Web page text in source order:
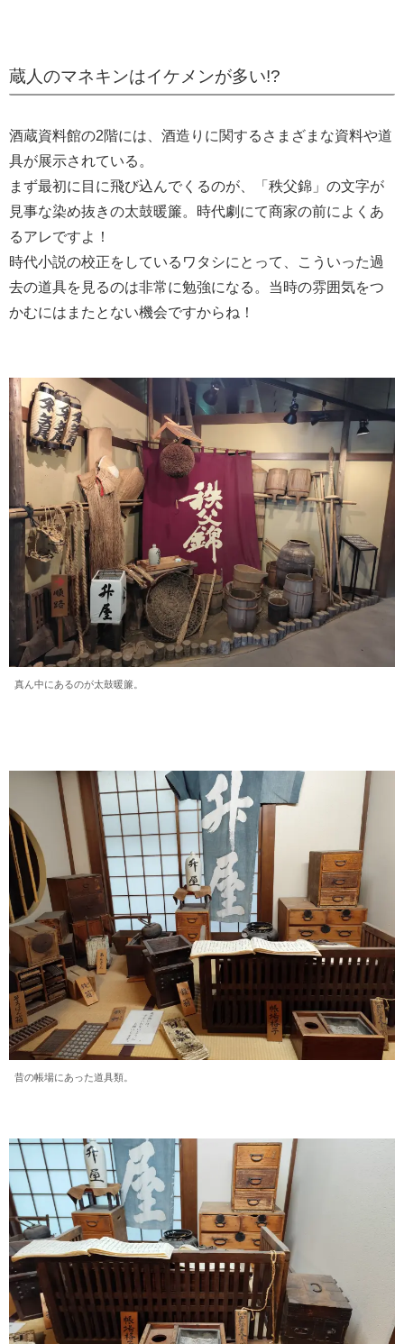
蔵人のマネキンはイケメンが多い!?
酒蔵資料館の2階には、酒造りに関するさまざまな資料や道
具が展示されている。
まず最初に目に飛び込んでくるのが、「秩父錦」の文字が
見事な染め抜きの太鼓暖簾。時代劇にて商家の前によくあ
るアレですよ！
時代小説の校正をしているワタシにとって、こういった過
去の道具を見るのは非常に勉強になる。当時の雰囲気をつ
かむにはまたとない機会ですからね！
真ん中にあるのが太鼓暖簾。
昔の帳場にあった道具類。